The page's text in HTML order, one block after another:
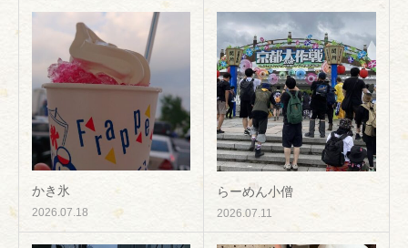
かき氷
2026.07.18
らーめん小僧
2026.07.11